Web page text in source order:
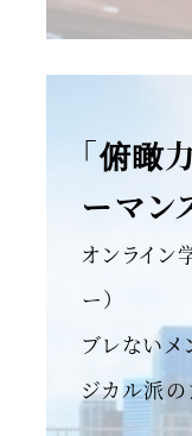
「俯瞰
ーマン
オンライン
ー）
ブレないメ
ジカル派の